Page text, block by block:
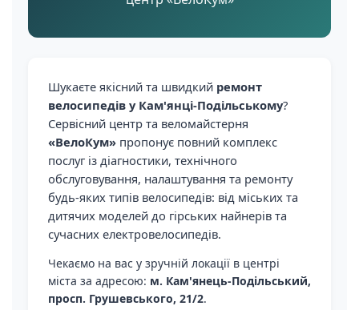
Шукаєте якісний та швидкий ремонт
велосипедів у Кам'янці-Подільському?
Сервісний центр та веломайстерня
«ВелоКум» пропонує повний комплекс
послуг із діагностики, технічного
обслуговування, налаштування та ремонту
будь-яких типів велосипедів: від міських та
дитячих моделей до гірських найнерів та
сучасних електровелосипедів.
Чекаємо на вас у зручній локації в центрі
міста за адресою: м. Кам'янець-Подільський,
просп. Грушевського, 21/2.